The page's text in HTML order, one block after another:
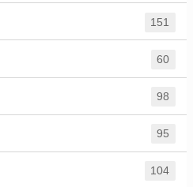
151
60
98
95
104